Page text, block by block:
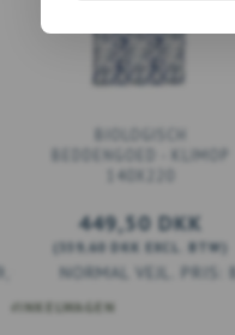
DKK
BEDDENGOED - KLIMOP
140X220
449,50 DKK
359,60 DKK EXCL. BTW
VOEG TOE